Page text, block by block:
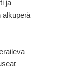
ja
alkuperä